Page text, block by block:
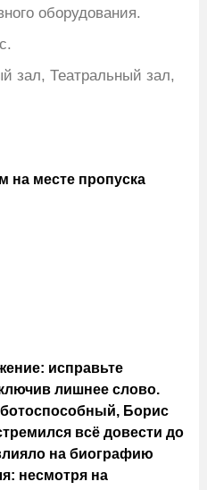
оборудования.
зал, Театральный зал,
на месте пропуска
исправьте
лишнее слово.
Борис
всё довести до
на биографию
несмотря на